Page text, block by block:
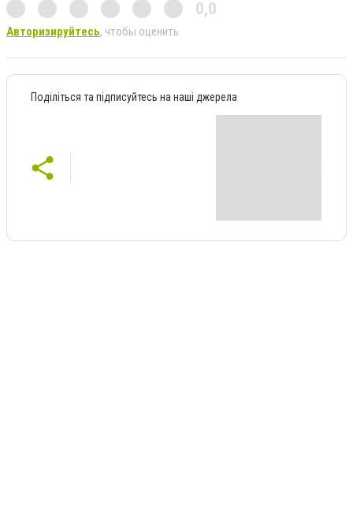
0,0
Авторизируйтесь, чтобы оценить
Поділіться та підписуйтесь на наші джерела